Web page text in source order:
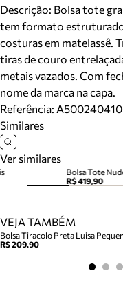
Descrição: Bolsa tote
tem formato
costuras em matelassê.
tiras de couro
metais vazados. Com
nome da marca na capa.
Referência:
Similares
Ver similares
Bolsa Tote
R$ 419,90
VEJA TAMBÉM
Bolsa Tiracolo Preta Luisa
R$ 209,90